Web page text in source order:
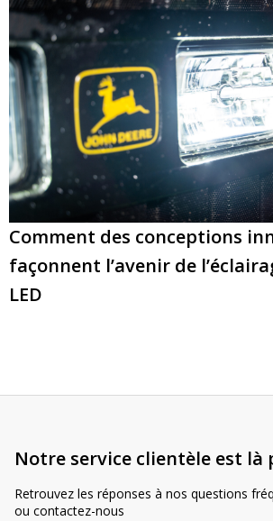
Comment des conceptions
façonnent l’avenir de
LED
Notre service clientèle est là
Retrouvez les réponses à nos questions
ou contactez-nous